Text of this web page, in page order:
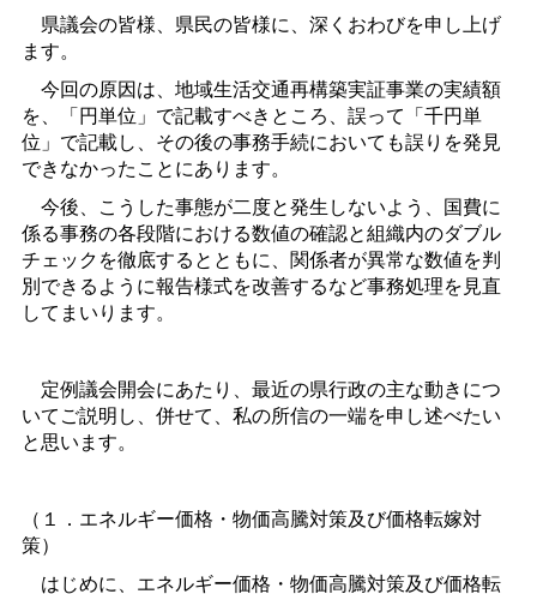
県議会の皆様、県民の皆様に、深くおわびを申し上げ
ます。
今回の原因は、地域生活交通再構築実証事業の実績額
を、「円単位」で記載すべきところ、誤って「千円単
位」で記載し、その後の事務手続においても誤りを発見
できなかったことにあります。
今後、こうした事態が二度と発生しないよう、国費に
係る事務の各段階における数値の確認と組織内のダブル
チェックを徹底するとともに、関係者が異常な数値を判
別できるように報告様式を改善するなど事務処理を見直
してまいります。
定例議会開会にあたり、最近の県行政の主な動きにつ
いてご説明し、併せて、私の所信の一端を申し述べたい
と思います。
（１．エネルギー価格・物価高騰対策及び価格転嫁対
策）
はじめに、エネルギー価格・物価高騰対策及び価格転